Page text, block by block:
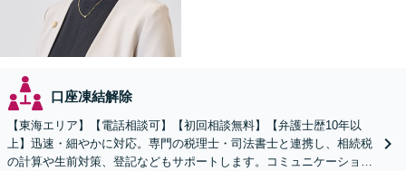
口座凍結解除
【東海エリア】【電話相談可】【初回相談無料】【弁護士歴10年以
上】迅速・細やかに対応。専門の税理士・司法書士と連携し、相続税
の計算や生前対策、登記などもサポートします。コミュニケーション